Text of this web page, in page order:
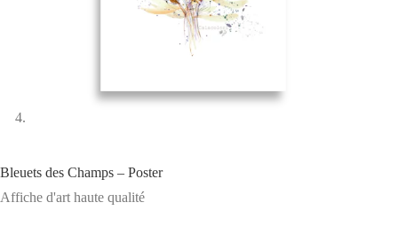
Bleuets des Champs – Poster
Affiche d'art haute qualité